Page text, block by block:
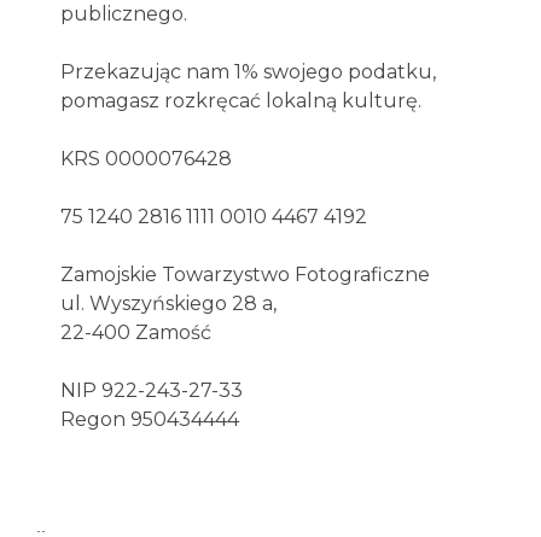
publicznego.
Przekazując nam 1% swojego podatku,
pomagasz rozkręcać lokalną kulturę.
KRS 0000076428
75 1240 2816 1111 0010 4467 4192
Zamojskie Towarzystwo Fotograficzne
ul. Wyszyńskiego 28 a,
22-400 Zamość
NIP 922-243-27-33
Regon 950434444